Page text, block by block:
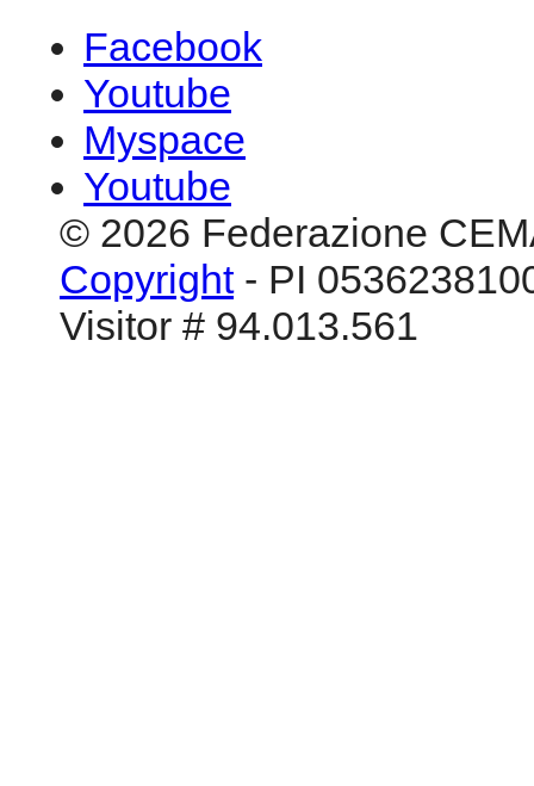
Facebook
Youtube
Myspace
Youtube
© 2026 Federazione
Copyright- PI
Visitor # 94.013.561